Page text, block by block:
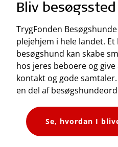
Bliv besøgssted
TrygFonden
plejehjem i hele landet. Et
besøgshund kan skabe
hos jeres beboere og
kontakt og gode samtaler.
en del af
Se, hvordan I